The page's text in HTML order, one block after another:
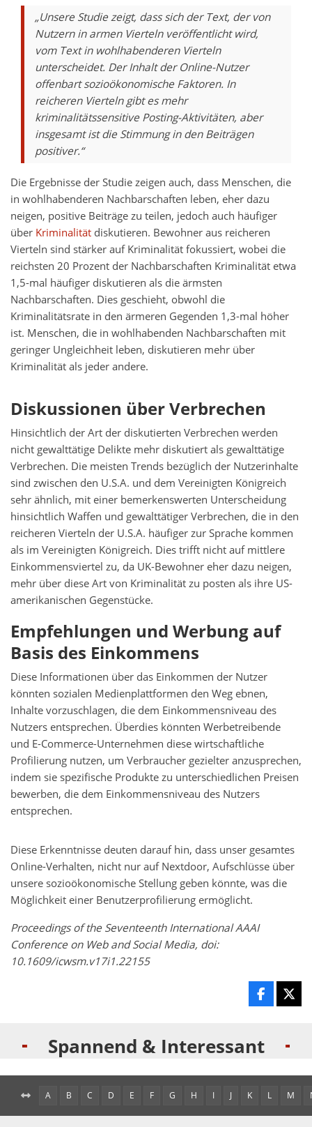
„Unsere Studie zeigt, dass sich der Text, der von
Nutzern in armen Vierteln veröffentlicht wird,
vom Text in wohlhabenderen Vierteln
unterscheidet. Der Inhalt der Online-Nutzer
offenbart sozioökonomische Faktoren. In
reicheren Vierteln gibt es mehr
kriminalitätssensitive Posting-Aktivitäten, aber
insgesamt ist die Stimmung in den Beiträgen
positiver.“
Die Ergebnisse der Studie zeigen auch, dass Menschen, die
in wohlhabenderen Nachbarschaften leben, eher dazu
neigen, positive Beiträge zu teilen, jedoch auch häufiger
über Kriminalität diskutieren. Bewohner aus reicheren
Vierteln sind stärker auf Kriminalität fokussiert, wobei die
reichsten 20 Prozent der Nachbarschaften Kriminalität etwa
1,5-mal häufiger diskutieren als die ärmsten
Nachbarschaften. Dies geschieht, obwohl die
Kriminalitätsrate in den ärmeren Gegenden 1,3-mal höher
ist. Menschen, die in wohlhabenden Nachbarschaften mit
geringer Ungleichheit leben, diskutieren mehr über
Kriminalität als jeder andere.
Diskussionen über Verbrechen
Hinsichtlich der Art der diskutierten Verbrechen werden
nicht gewalttätige Delikte mehr diskutiert als gewalttätige
Verbrechen. Die meisten Trends bezüglich der Nutzerinhalte
sind zwischen den U.S.A. und dem Vereinigten Königreich
sehr ähnlich, mit einer bemerkenswerten Unterscheidung
hinsichtlich Waffen und gewalttätiger Verbrechen, die in den
reicheren Vierteln der U.S.A. häufiger zur Sprache kommen
als im Vereinigten Königreich. Dies trifft nicht auf mittlere
Einkommensviertel zu, da UK-Bewohner eher dazu neigen,
mehr über diese Art von Kriminalität zu posten als ihre US-
amerikanischen Gegenstücke.
Empfehlungen und Werbung auf
Basis des Einkommens
Diese Informationen über das Einkommen der Nutzer
könnten sozialen Medienplattformen den Weg ebnen,
Inhalte vorzuschlagen, die dem Einkommensniveau des
Nutzers entsprechen. Überdies könnten Werbetreibende
und E-Commerce-Unternehmen diese wirtschaftliche
Profilierung nutzen, um Verbraucher gezielter anzusprechen,
indem sie spezifische Produkte zu unterschiedlichen Preisen
bewerben, die dem Einkommensniveau des Nutzers
entsprechen.
Diese Erkenntnisse deuten darauf hin, dass unser gesamtes
Online-Verhalten, nicht nur auf Nextdoor, Aufschlüsse über
unsere sozioökonomische Stellung geben könnte, was die
Möglichkeit einer Benutzerprofilierung ermöglicht.
Proceedings of the Seventeenth International AAAI
Conference on Web and Social Media, doi:
10.1609/icwsm.v17i1.22155
Spannend & Interessant
A B C D E F G H I J K L M